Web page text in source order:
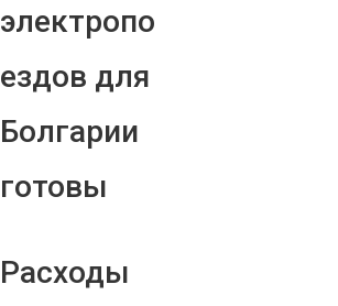
электропо
ездов для
Болгарии
готовы
Расходы